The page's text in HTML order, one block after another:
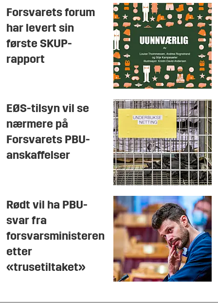
Forsvarets forum
har levert sin
første SKUP-
rapport
EØS-tilsyn vil se
nærmere på
Forsvarets PBU-
anskaffelser
Rødt vil ha PBU-
svar fra
forsvarsministeren
etter
«trusetiltaket»